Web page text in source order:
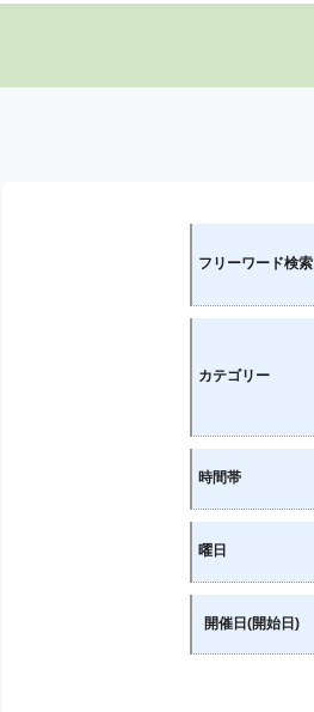
フリーワード検索
カテゴリー
時間帯
曜日
開催日(開始日)